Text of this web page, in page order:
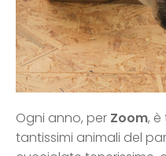
Ogni anno, per Zoom,
tantissimi animali del